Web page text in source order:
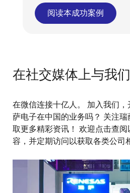
阅读本成功案例
在社交媒体上与我
在微信连接十亿人。 加入我们
萨电子在中国的业务吗？ 关注
取更多精彩资讯！ 欢迎点击查
容，并定期访问以获取各类公司